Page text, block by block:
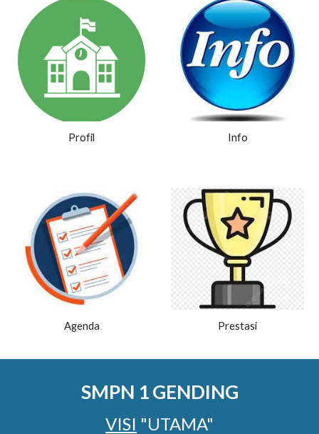
Profil Info
Agenda Prestasi
SMPN 1 GENDING
VISI "UTAMA"